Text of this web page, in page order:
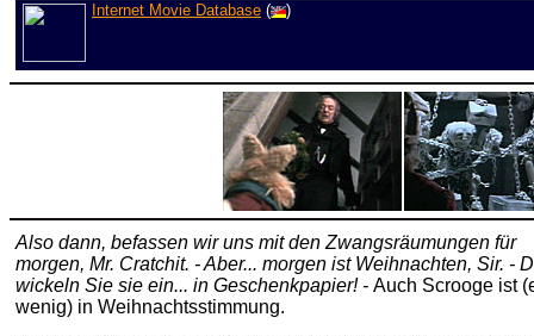
Internet Movie Database ( )
Also dann, befassen wir uns mit den Zwangsräumungen für
morgen, Mr. Cratchit. - Aber... morgen ist Weihnachten, Sir. -
wickeln Sie sie ein... in Geschenkpapier! - Auch Scrooge ist
wenig) in Weihnachtsstimmung.